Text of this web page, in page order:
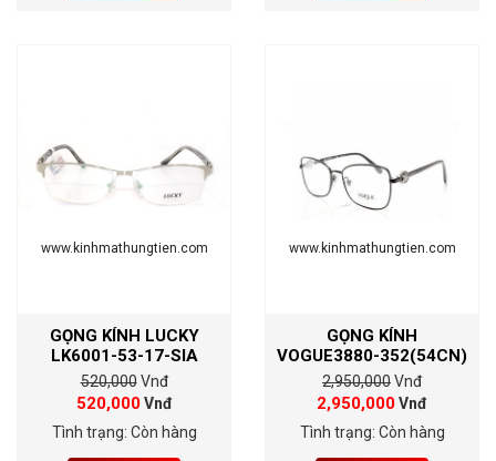
www.kinhmathungtien.com
GỌNG KÍNH LUCKY
LK6001-53-17-SIA
520,000Vnđ
520,000Vnđ
Tình trạng: Còn hàng
www.kinhmathungtien.com
GỌNG KÍNH
VOGUE3880-352(54CN)
2,950,000Vnđ
2,950,000Vnđ
Tình trạng: Còn hàng